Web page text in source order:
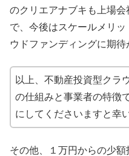
のクリエアナブキも上場
で、今後はスケールメリ
ウドファンディングに期待
以上、不動産投資型クラ
の仕組みと事業者の特徴
にしてくださいますと幸
その他、１万円からの少